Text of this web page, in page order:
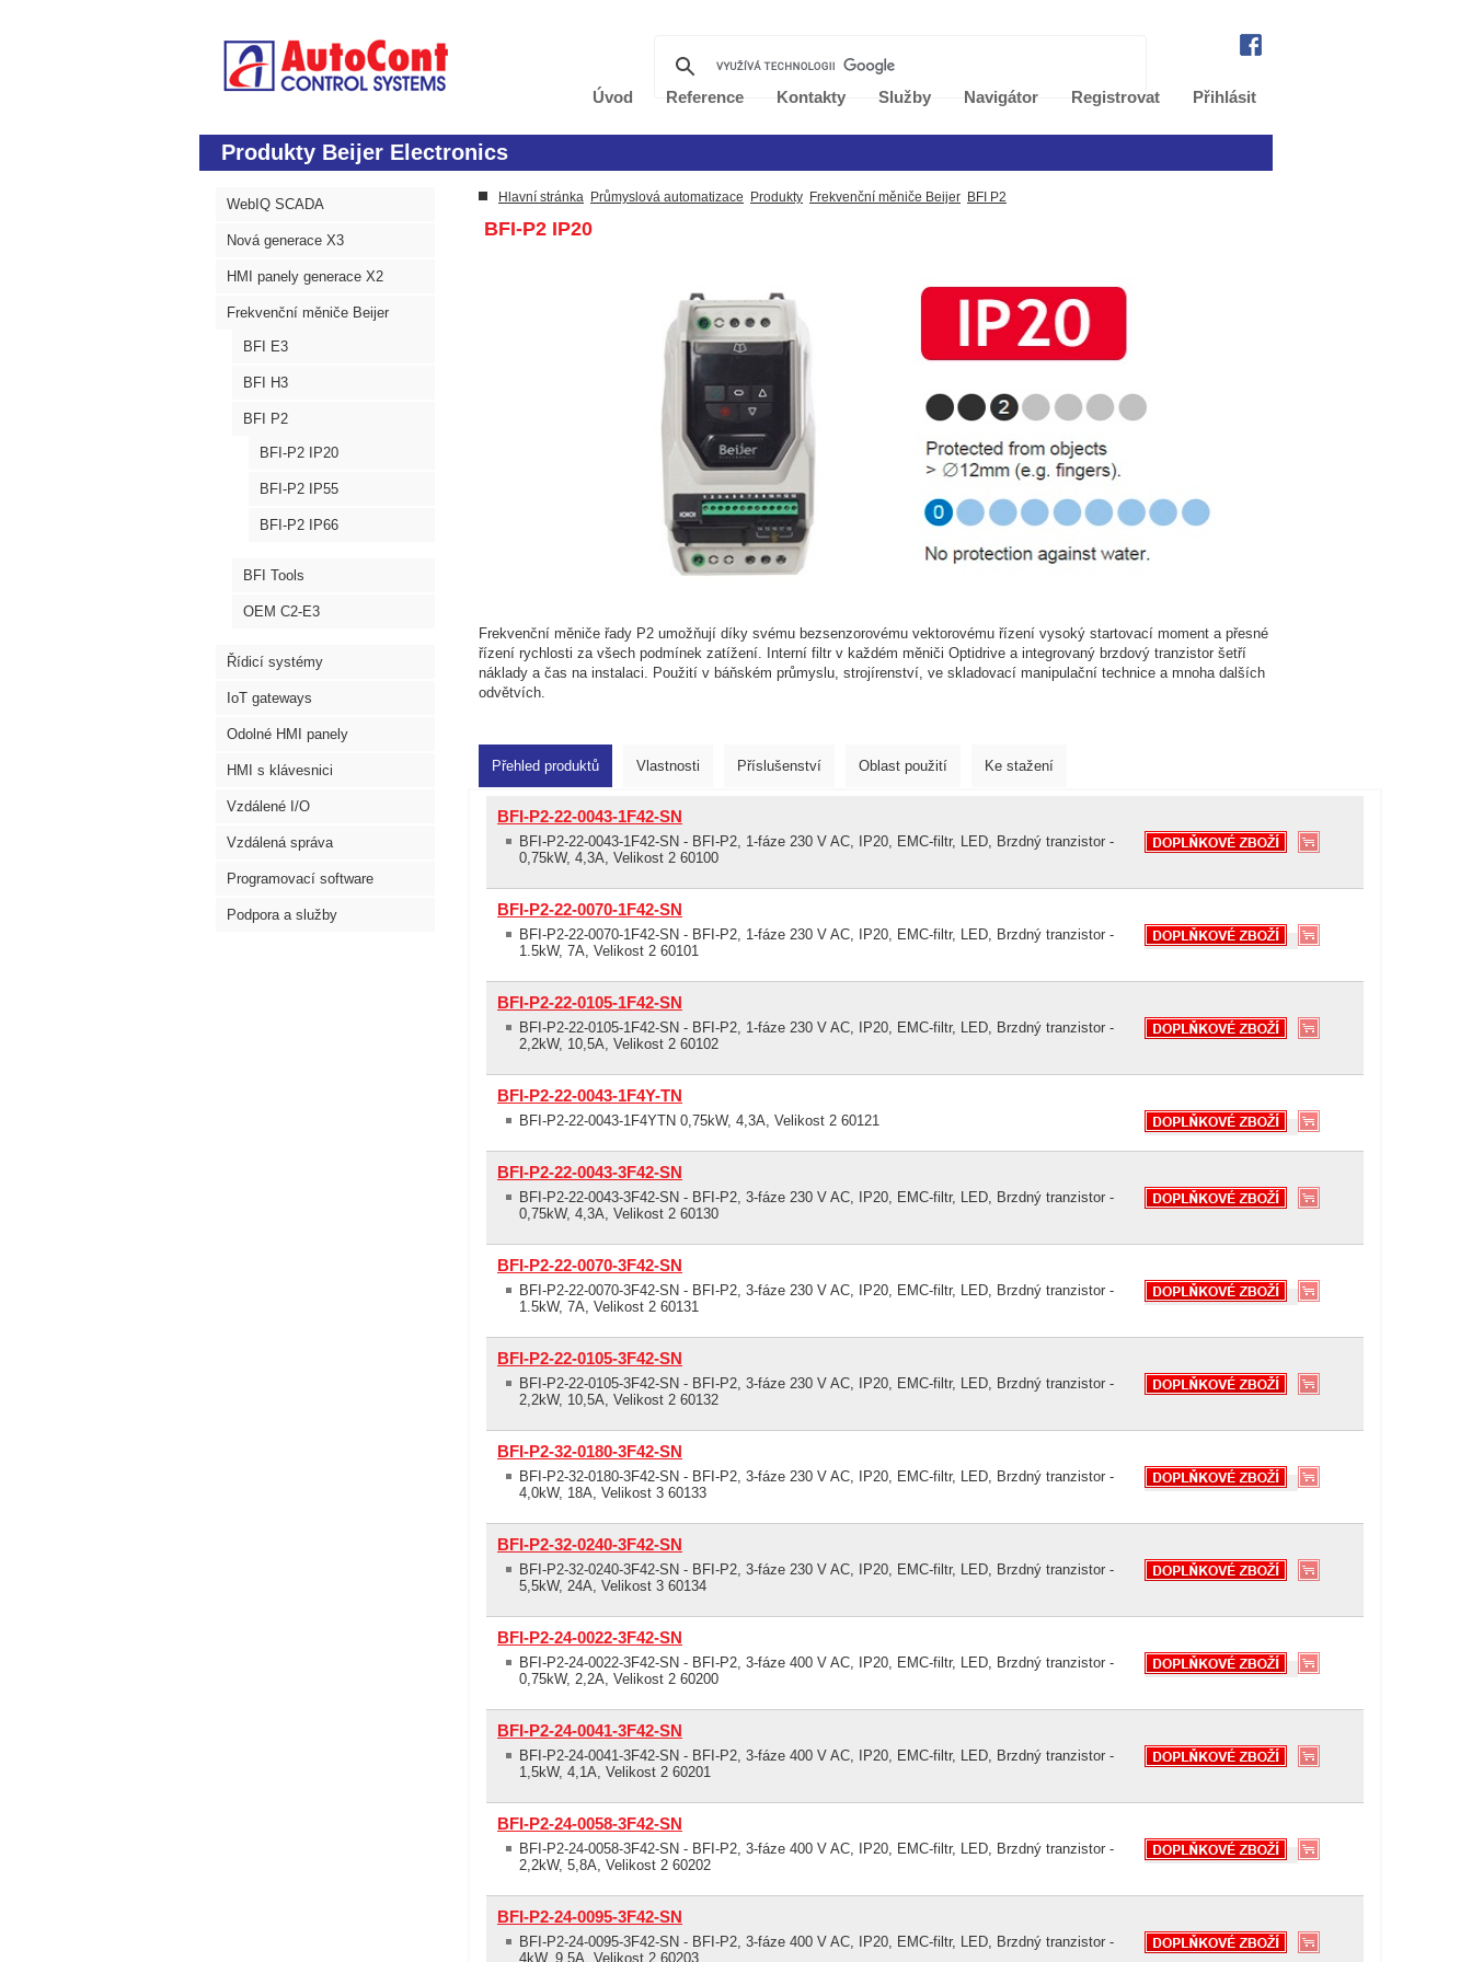
Úvod Reference Kontakty Služby Navigátor Registrovat Přihlásit
Produkty Beijer Electronics
WebIQ SCADA
Nová generace X3
HMI panely generace X2
Frekvenční měniče Beijer
BFI E3
BFI H3
BFI P2
BFI-P2 IP20
BFI-P2 IP55
BFI-P2 IP66
BFI Tools
OEM C2-E3
Řídicí systémy
IoT gateways
Odolné HMI panely
HMI s klávesnici
Vzdálené I/O
Vzdálená správa
Programovací software
Podpora a služby
Hlavní stránka Průmyslová automatizace Produkty Frekvenční měniče Beijer BFI P2
BFI-P2 IP20
Frekvenční měniče řady P2 umožňují díky svému bezsenzorovému vektorovému řízení vysoký startovací moment a přesné
řízení rychlosti za všech podmínek zatížení. Interní filtr v každém měniči Optidrive a integrovaný brzdový tranzistor šetří
náklady a čas na instalaci. Použití v báňském průmyslu, strojírenství, ve skladovací manipulační technice a mnoha dalších
odvětvích.
Přehled produktů Vlastnosti Příslušenství Oblast použití Ke stažení
BFI-P2-22-0043-1F42-SN
BFI-P2-22-0043-1F42-SN - BFI-P2, 1-fáze 230 V AC, IP20, EMC-filtr, LED, Brzdný tranzistor -
0,75kW, 4,3A, Velikost 2 60100
BFI-P2-22-0070-1F42-SN
BFI-P2-22-0070-1F42-SN - BFI-P2, 1-fáze 230 V AC, IP20, EMC-filtr, LED, Brzdný tranzistor -
1.5kW, 7A, Velikost 2 60101
BFI-P2-22-0105-1F42-SN
BFI-P2-22-0105-1F42-SN - BFI-P2, 1-fáze 230 V AC, IP20, EMC-filtr, LED, Brzdný tranzistor -
2,2kW, 10,5A, Velikost 2 60102
BFI-P2-22-0043-1F4Y-TN
BFI-P2-22-0043-1F4YTN 0,75kW, 4,3A, Velikost 2 60121
BFI-P2-22-0043-3F42-SN
BFI-P2-22-0043-3F42-SN - BFI-P2, 3-fáze 230 V AC, IP20, EMC-filtr, LED, Brzdný tranzistor -
0,75kW, 4,3A, Velikost 2 60130
BFI-P2-22-0070-3F42-SN
BFI-P2-22-0070-3F42-SN - BFI-P2, 3-fáze 230 V AC, IP20, EMC-filtr, LED, Brzdný tranzistor -
1.5kW, 7A, Velikost 2 60131
BFI-P2-22-0105-3F42-SN
BFI-P2-22-0105-3F42-SN - BFI-P2, 3-fáze 230 V AC, IP20, EMC-filtr, LED, Brzdný tranzistor -
2,2kW, 10,5A, Velikost 2 60132
BFI-P2-32-0180-3F42-SN
BFI-P2-32-0180-3F42-SN - BFI-P2, 3-fáze 230 V AC, IP20, EMC-filtr, LED, Brzdný tranzistor -
4,0kW, 18A, Velikost 3 60133
BFI-P2-32-0240-3F42-SN
BFI-P2-32-0240-3F42-SN - BFI-P2, 3-fáze 230 V AC, IP20, EMC-filtr, LED, Brzdný tranzistor -
5,5kW, 24A, Velikost 3 60134
BFI-P2-24-0022-3F42-SN
BFI-P2-24-0022-3F42-SN - BFI-P2, 3-fáze 400 V AC, IP20, EMC-filtr, LED, Brzdný tranzistor -
0,75kW, 2,2A, Velikost 2 60200
BFI-P2-24-0041-3F42-SN
BFI-P2-24-0041-3F42-SN - BFI-P2, 3-fáze 400 V AC, IP20, EMC-filtr, LED, Brzdný tranzistor -
1,5kW, 4,1A, Velikost 2 60201
BFI-P2-24-0058-3F42-SN
BFI-P2-24-0058-3F42-SN - BFI-P2, 3-fáze 400 V AC, IP20, EMC-filtr, LED, Brzdný tranzistor -
2,2kW, 5,8A, Velikost 2 60202
BFI-P2-24-0095-3F42-SN
BFI-P2-24-0095-3F42-SN - BFI-P2, 3-fáze 400 V AC, IP20, EMC-filtr, LED, Brzdný tranzistor -
4kW, 9,5A, Velikost 2 60203